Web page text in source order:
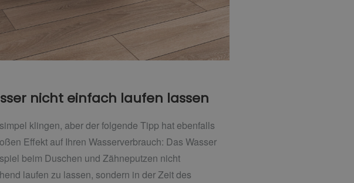
nicht einfach laufen lassen
klingen, aber der folgende Tipp hat ebenfalls
Effekt auf Ihren Wasserverbrauch: Das Wasser
beim Duschen und Zähneputzen nicht
laufen zu lassen, sondern in der Zeit des